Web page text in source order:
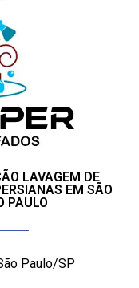
LAVAGEM DE
EM SÃO
PAULO
Paulo/SP